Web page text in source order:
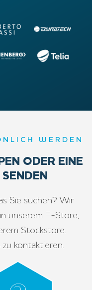
WERDEN
ODER EINE
Sie suchen? Wir
unserem E-Store,
Stockstore.
kontaktieren.